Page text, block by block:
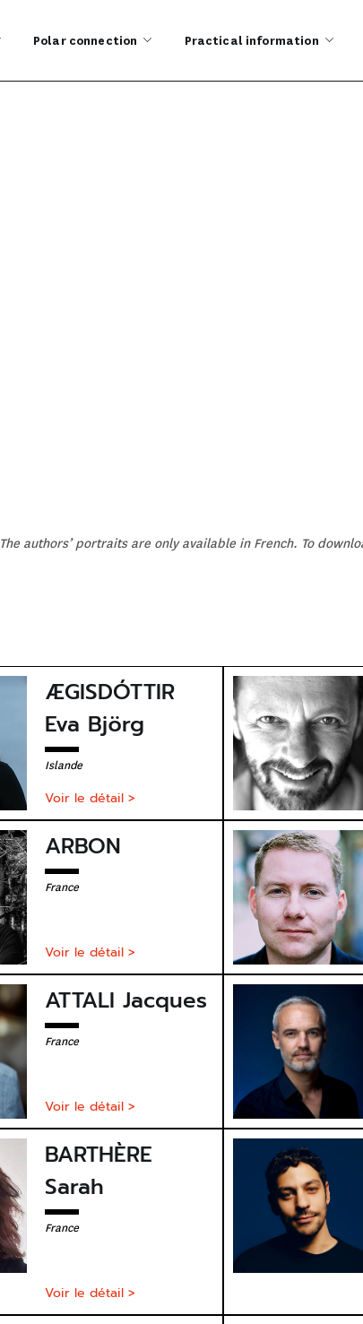
Polar connection Practical information
The authors’ portraits are only available in French. To
ÆGISDÓTTIR
Eva Björg
Islande
Voir le détail >
ARBON
France
Voir le détail >
ATTALI Jacques
France
Voir le détail >
BARTHÈRE
Sarah
France
Voir le détail >